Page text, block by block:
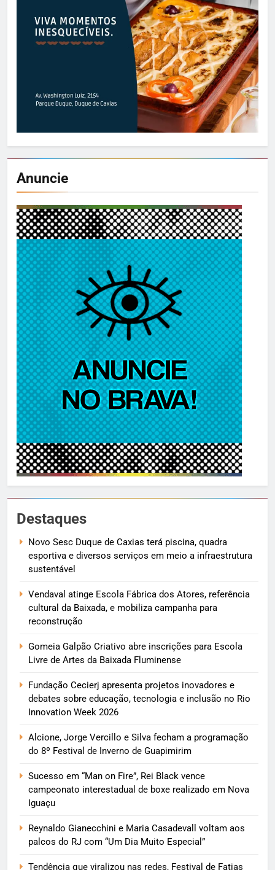
Anuncie
Destaques
Novo Sesc Duque de Caxias terá piscina, quadra
esportiva e diversos serviços em meio a infraestrutura
sustentável
Vendaval atinge Escola Fábrica dos Atores, referência
cultural da Baixada, e mobiliza campanha para
reconstrução
Gomeia Galpão Criativo abre inscrições para Escola
Livre de Artes da Baixada Fluminense
Fundação Cecierj apresenta projetos inovadores e
debates sobre educação, tecnologia e inclusão no Rio
Innovation Week 2026
Alcione, Jorge Vercillo e Silva fecham a programação
do 8º Festival de Inverno de Guapimirim
Sucesso em “Man on Fire”, Rei Black vence
campeonato interestadual de boxe realizado em Nova
Iguaçu
Reynaldo Gianecchini e Maria Casadevall voltam aos
palcos do RJ com “Um Dia Muito Especial”
Tendência que viralizou nas redes, Festival de Fatias